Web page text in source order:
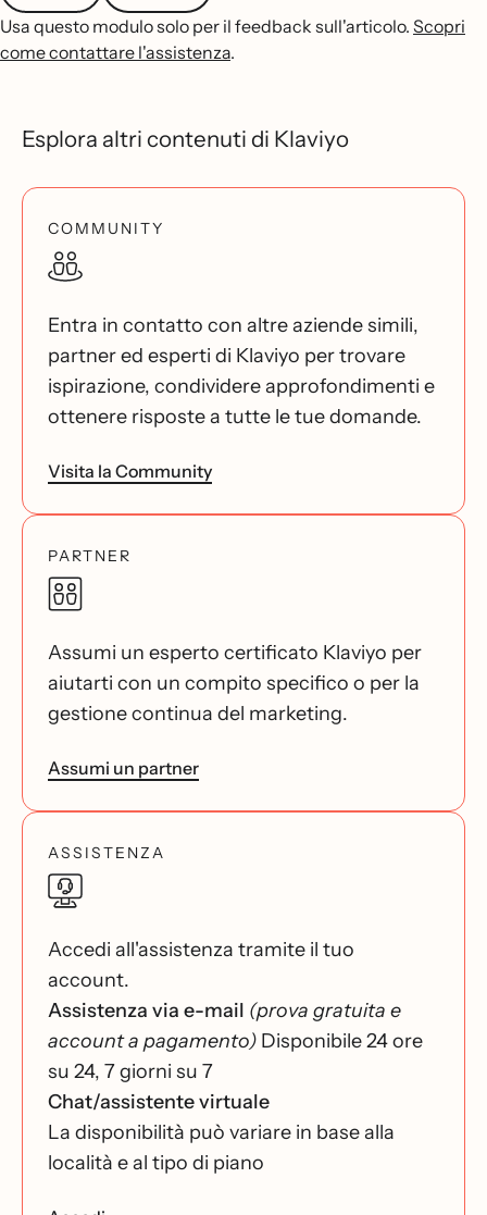
Usa questo modulo solo per il feedback sull'articolo. Scopri
come contattare l'assistenza.
Esplora altri contenuti di Klaviyo
COMMUNITY
Entra in contatto con altre aziende simili,
partner ed esperti di Klaviyo per trovare
ispirazione, condividere approfondimenti e
ottenere risposte a tutte le tue domande.
Visita la Community
PARTNER
Assumi un esperto certificato Klaviyo per
aiutarti con un compito specifico o per la
gestione continua del marketing.
Assumi un partner
ASSISTENZA
Accedi all'assistenza tramite il tuo
account.
Assistenza via e-mail (prova gratuita e
account a pagamento) Disponibile 24 ore
su 24, 7 giorni su 7
Chat/assistente virtuale
La disponibilità può variare in base alla
località e al tipo di piano